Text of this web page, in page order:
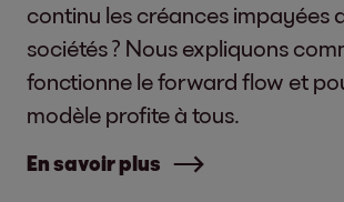
continu les créances impayées
sociétés ? Nous expliquons
fonctionne le forward flow et
modèle profite à tous.
En savoir plus